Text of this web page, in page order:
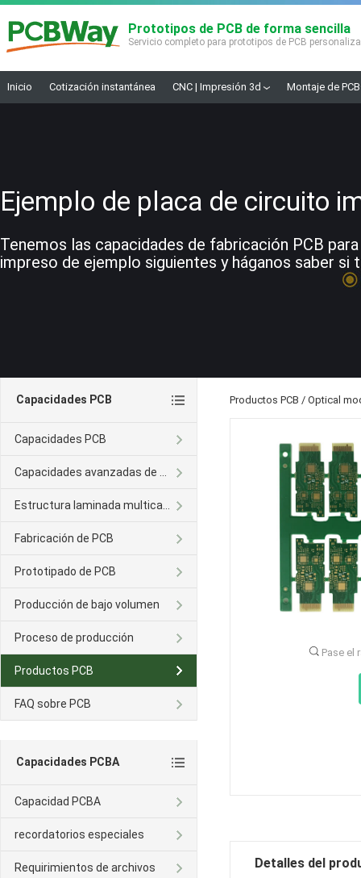
Prototipos de PCB de forma sencilla
Servicio completo para prototipos de PCB
Inicio Cotización instantánea CNC | Impresión 3d Montaje de
Ejemplo de placa de circuito
Tenemos las capacidades de fabricación PCB
impreso de ejemplo siguientes y háganos saber
Productos PCB / Optical
Pase el
Detalles del
Capacidades PCB
Capacidades PCB
Fabricación de PCB
Prototipado de PCB
Producción de bajo volumen
Proceso de producción
Productos PCB
FAQ sobre PCB
Capacidades PCBA
Capacidad PCBA
recordatorios especiales
Requirimientos de archivos